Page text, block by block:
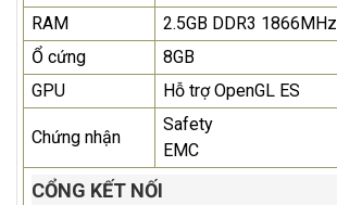
RAM
2.5GB DDR3 1866MHz
Ổ cứng
8GB
GPU
Hỗ trợ OpenGL ES
Chứng nhận
Safety
EMC
CỔNG KẾT NỐI